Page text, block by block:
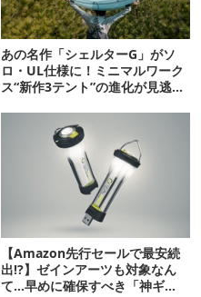
あの名作「シェルターG」がソ
ロ・UL仕様に！ミニマルワーク
ス“新作3テント”の進化が見逃せ
【Amazon先行セールで最安続
出!?】ゼインアーツも対象なん
て…早めに確保すべき「神ギ